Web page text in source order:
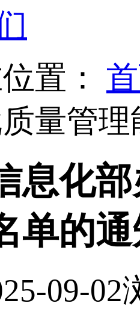
置：
量管
息化
单的
09-02